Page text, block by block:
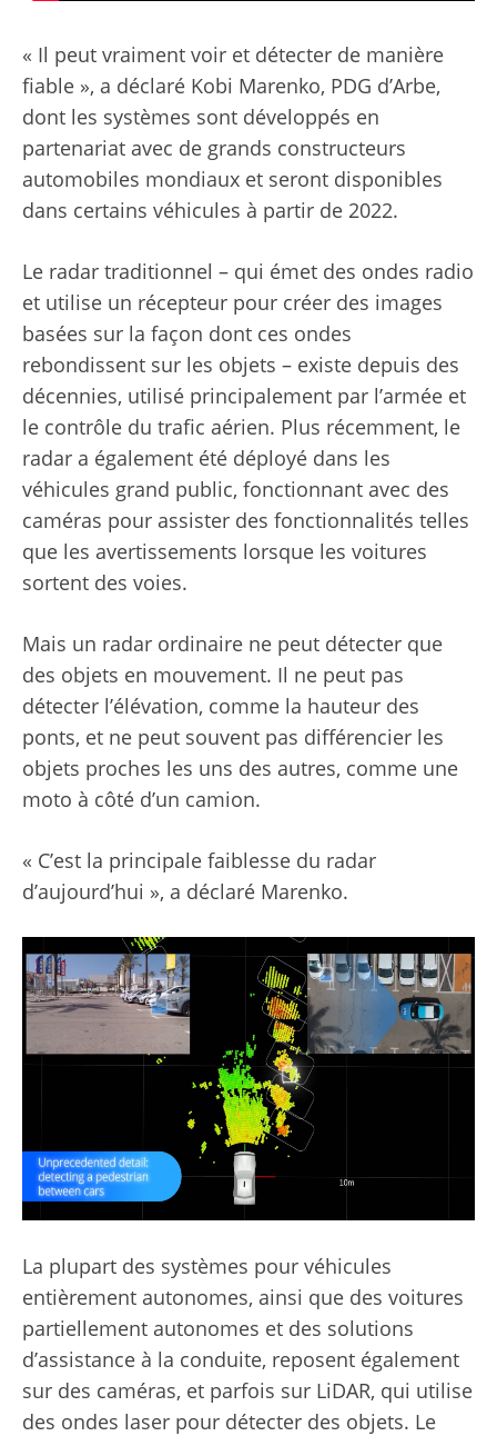
« Il peut vraiment voir et détecter de manière
fiable », a déclaré Kobi Marenko, PDG d’Arbe,
dont les systèmes sont développés en
partenariat avec de grands constructeurs
automobiles mondiaux et seront disponibles
dans certains véhicules à partir de 2022.
Le radar traditionnel – qui émet des ondes radio
et utilise un récepteur pour créer des images
basées sur la façon dont ces ondes
rebondissent sur les objets – existe depuis des
décennies, utilisé principalement par l’armée et
le contrôle du trafic aérien. Plus récemment, le
radar a également été déployé dans les
véhicules grand public, fonctionnant avec des
caméras pour assister des fonctionnalités telles
que les avertissements lorsque les voitures
sortent des voies.
Mais un radar ordinaire ne peut détecter que
des objets en mouvement. Il ne peut pas
détecter l’élévation, comme la hauteur des
ponts, et ne peut souvent pas différencier les
objets proches les uns des autres, comme une
moto à côté d’un camion.
« C’est la principale faiblesse du radar
d’aujourd’hui », a déclaré Marenko.
La plupart des systèmes pour véhicules
entièrement autonomes, ainsi que des voitures
partiellement autonomes et des solutions
d’assistance à la conduite, reposent également
sur des caméras, et parfois sur LiDAR, qui utilise
des ondes laser pour détecter des objets. Le